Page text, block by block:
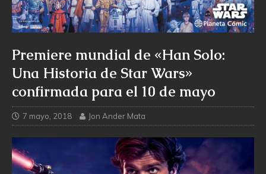
Premiere mundial de «Han Solo:
Una Historia de Star Wars»
confirmada para el 10 de mayo
7 mayo, 2018 Jon Ander Mata